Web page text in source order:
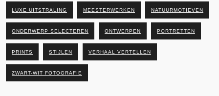
LUXE UITSTRALING MEESTERWERKEN NATUURMOTIEVEN
ONDERWERP SELECTEREN ONTWERPEN PORTRETTEN
PRINTS STIJLEN VERHAAL VERTELLEN
ZWART-WIT FOTOGRAFIE